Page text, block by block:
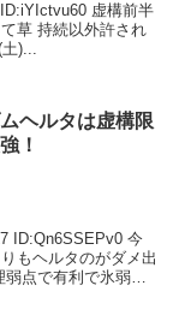
虚構前半
草 持続以外許され
)...
ヘルタは虚構限
！
ID:Qn6SSEPv0 今
もヘルタのがダメ出
点で有利で氷弱点